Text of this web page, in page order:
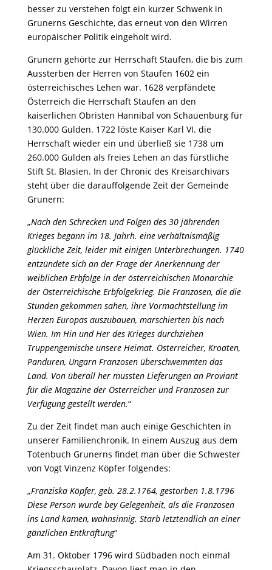
besser zu verstehen folgt ein kurzer Schwenk in
Grunerns Geschichte, das erneut von den Wirren
europäischer Politik eingeholt wird.
Grunern gehörte zur Herrschaft Staufen, die bis zum
Aussterben der Herren von Staufen 1602 ein
österreichisches Lehen war. 1628 verpfändete
Österreich die Herrschaft Staufen an den
kaiserlichen Obristen Hannibal von Schauenburg für
130.000 Gulden. 1722 löste Kaiser Karl VI. die
Herrschaft wieder ein und überließ sie 1738 um
260.000 Gulden als freies Lehen an das fürstliche
Stift St. Blasien. In der Chronic des Kreisarchivars
steht über die darauffolgende Zeit der Gemeinde
Grunern:
„Nach den Schrecken und Folgen des 30 jährenden
Krieges begann im 18. Jahrh. eine verhältnismäßig
glückliche Zeit, leider mit einigen Unterbrechungen. 1740
entzündete sich an der Frage der Anerkennung der
weiblichen Erbfolge in der österreichischen Monarchie
der Österreichische Erbfolgekrieg. Die Franzosen, die die
Stunden gekommen sahen, ihre Vormachtstellung im
Herzen Europas auszubauen, marschierten bis nach
Wien. Im Hin und Her des Krieges durchziehen
Truppengemische unsere Heimat. Österreicher, Kroaten,
Panduren, Ungarn Franzosen überschwemmten das
Land. Von überall her mussten Lieferungen an Proviant
für die Magazine der Österreicher und Franzosen zur
Verfügung gestellt werden.“
Zu der Zeit findet man auch einige Geschichten in
unserer Familienchronik. In einem Auszug aus dem
Totenbuch Grunerns findet man über die Schwester
von Vogt Vinzenz Köpfer folgendes:
„Franziska Köpfer, geb. 28.2.1764, gestorben 1.8.1796
Diese Person wurde bey Gelegenheit, als die Franzosen
ins Land kamen, wahnsinnig. Starb letztendlich an einer
gänzlichen Entkräftung“
Am 31. Oktober 1796 wird Südbaden noch einmal